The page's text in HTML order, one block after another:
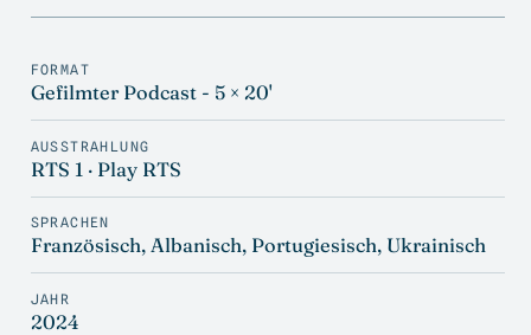
FORMAT
Gefilmter Podcast - 5 × 20'
AUSSTRAHLUNG
RTS 1 · Play RTS
SPRACHEN
Französisch, Albanisch, Portugiesisch, Ukrainisch
JAHR
2024